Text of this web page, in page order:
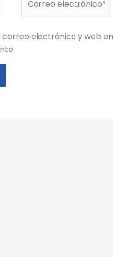
electrónico*
correo electrónico y web